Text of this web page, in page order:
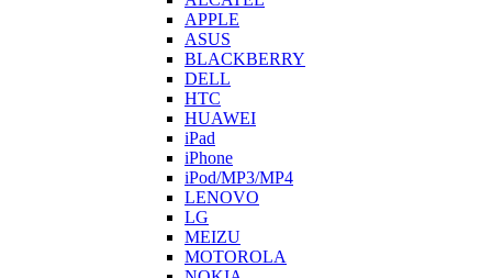
APPLE
ASUS
BLACKBERRY
DELL
HTC
HUAWEI
iPad
iPhone
iPod/MP3/MP4
LENOVO
LG
MEIZU
MOTOROLA